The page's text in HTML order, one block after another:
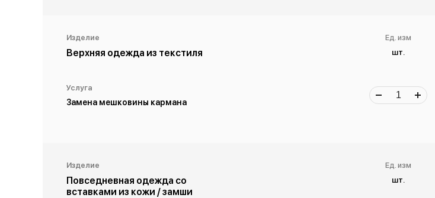
Изделие
Верхняя одежда из текстиля
Услуга
Замена мешковины кармана
Ед. изм
шт.
Изделие
Повседневная одежда со
вставками из кожи / замши
Ед. изм
шт.